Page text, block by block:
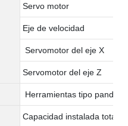
Servo motor
Eje de velocidad
Servomotor del eje X
Servomotor del eje Z
Herramientas tipo pandilla
Capacidad instalada total